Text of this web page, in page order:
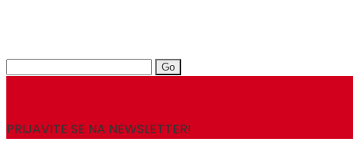
Search
PRIJAVITE SE NA NEWSLETTER!